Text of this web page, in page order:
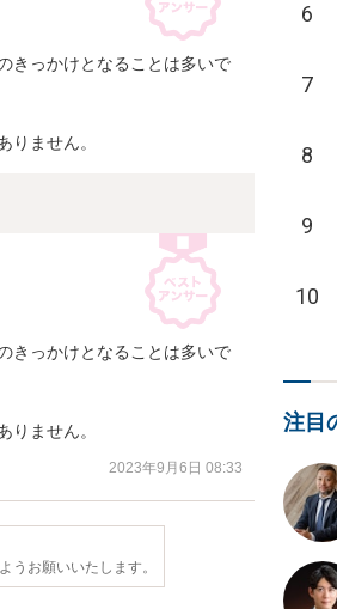
きっかけとなることは多いで
りません。
きっかけとなることは多いで
りません。
2023年9月6日 08:33
うお願いいたします。
6
7
8
9
10
注目